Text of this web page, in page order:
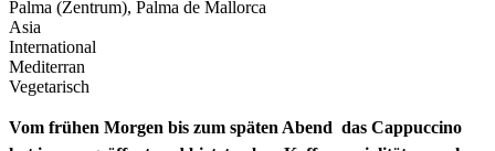
Palma (Zentrum), Palma de Mallorca
Asia
International
Mediterran
Vegetarisch
Vom frühen Morgen bis zum späten Abend  das Cappuccino